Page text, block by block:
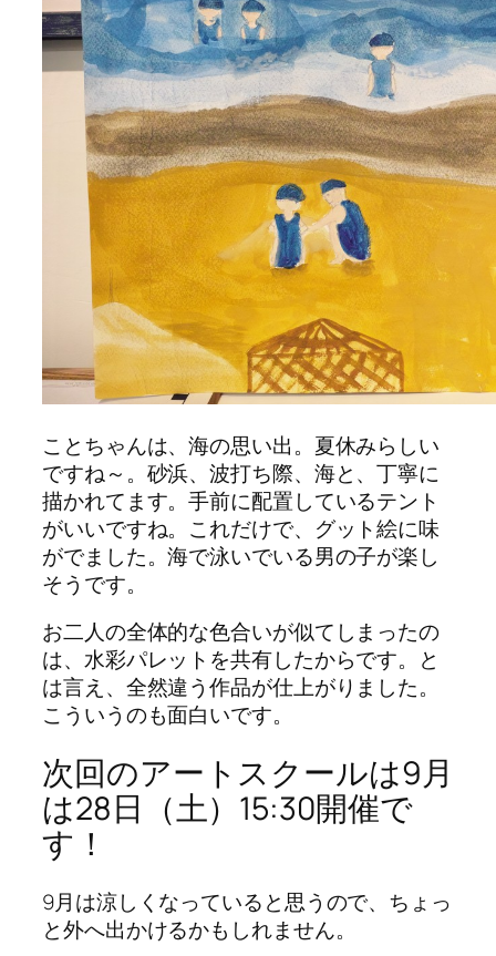
ことちゃんは、海の思い出。夏休みらしい
ですね～。砂浜、波打ち際、海と、丁寧に
描かれてます。手前に配置しているテント
がいいですね。これだけで、グット絵に味
がでました。海で泳いでいる男の子が楽し
そうです。
お二人の全体的な色合いが似てしまったの
は、水彩パレットを共有したからです。と
は言え、全然違う作品が仕上がりました。
こういうのも面白いです。
次回のアートスクールは9月
は28日（土）15:30開催で
す！
9月は涼しくなっていると思うので、ちょっ
と外へ出かけるかもしれません。